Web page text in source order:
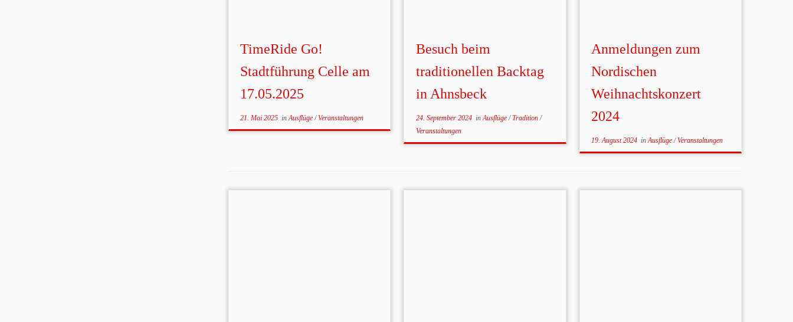
TimeRide Go!
Stadtführung Celle am
17.05.2025
21. Mai 2025 inAusflüge/Veranstaltungen
Besuch beim
traditionellen Backtag
in Ahnsbeck
24. September 2024inAusflüge/Tradition/
Veranstaltungen
Anmeldungen zum
Nordischen
Weihnachtskonzert
2024
19. August 2024inAusflüge/Veranstaltungen